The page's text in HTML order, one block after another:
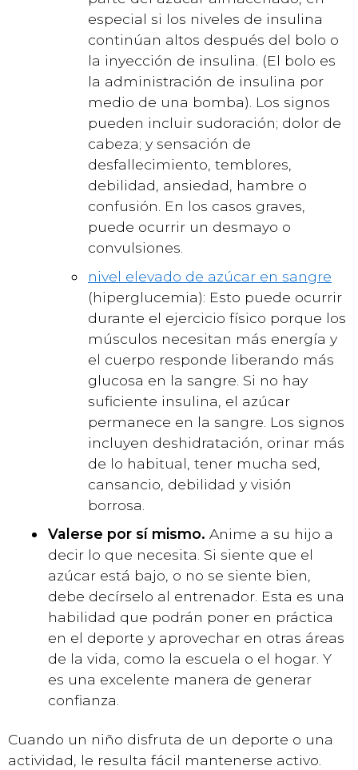
especial si los niveles de insulina
continúan altos después del bolo o
la inyección de insulina. (El bolo es
la administración de insulina por
medio de una bomba). Los signos
pueden incluir sudoración; dolor de
cabeza; y sensación de
desfallecimiento, temblores,
debilidad, ansiedad, hambre o
confusión. En los casos graves,
puede ocurrir un desmayo o
convulsiones.
nivel elevado de azúcar en sangre
(hiperglucemia): Esto puede ocurrir
durante el ejercicio físico porque los
músculos necesitan más energía y
el cuerpo responde liberando más
glucosa en la sangre. Si no hay
suficiente insulina, el azúcar
permanece en la sangre. Los signos
incluyen deshidratación, orinar más
de lo habitual, tener mucha sed,
cansancio, debilidad y visión
borrosa.
Valerse por sí mismo. Anime a su hijo a
decir lo que necesita. Si siente que el
azúcar está bajo, o no se siente bien,
debe decírselo al entrenador. Esta es una
habilidad que podrán poner en práctica
en el deporte y aprovechar en otras áreas
de la vida, como la escuela o el hogar. Y
es una excelente manera de generar
confianza.
Cuando un niño disfruta de un deporte o una
actividad, le resulta fácil mantenerse activo.